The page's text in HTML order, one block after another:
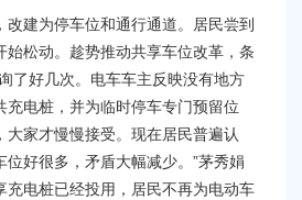
建为停车位和通行通道。居民尝到
始松动。趁势推动共享车位改革，条
了好几次。电车车主反映没有地方
充电桩，并为临时停车专门预留位
大家才慢慢接受。现在居民普遍认
位好很多，矛盾大幅减少。”茅秀娟
充电桩已经投用，居民不再为电动车